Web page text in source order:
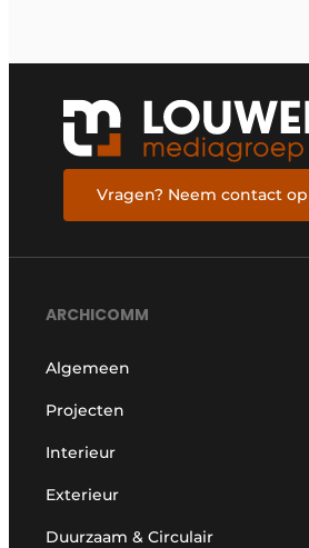
Vragen? Neem contact op
ARCHICOMM
Algemeen
Projecten
Interieur
Exterieur
Duurzaam & Circulair